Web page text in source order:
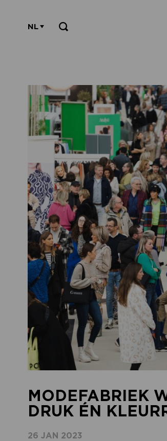
NL
MODEFABRIEK
DRUK ÉN
26 JAN 2023